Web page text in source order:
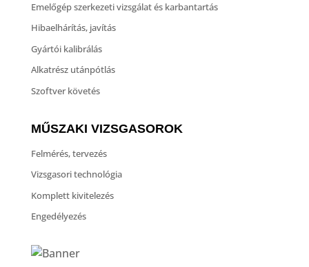
Emelőgép szerkezeti vizsgálat és karbantartás
Hibaelhárítás, javítás
Gyártói kalibrálás
Alkatrész utánpótlás
Szoftver követés
MŰSZAKI VIZSGASOROK
Felmérés, tervezés
Vizsgasori technológia
Komplett kivitelezés
Engedélyezés